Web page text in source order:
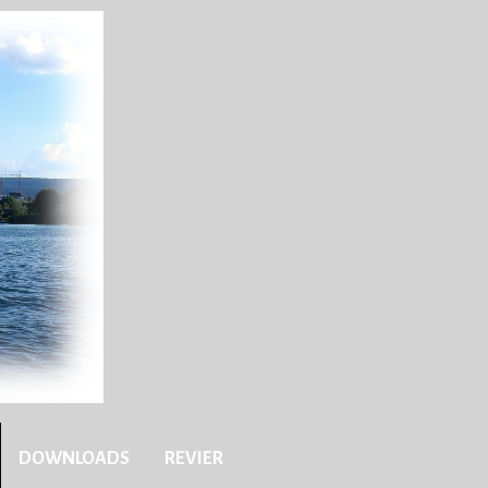
DOWNLOADS REVIER